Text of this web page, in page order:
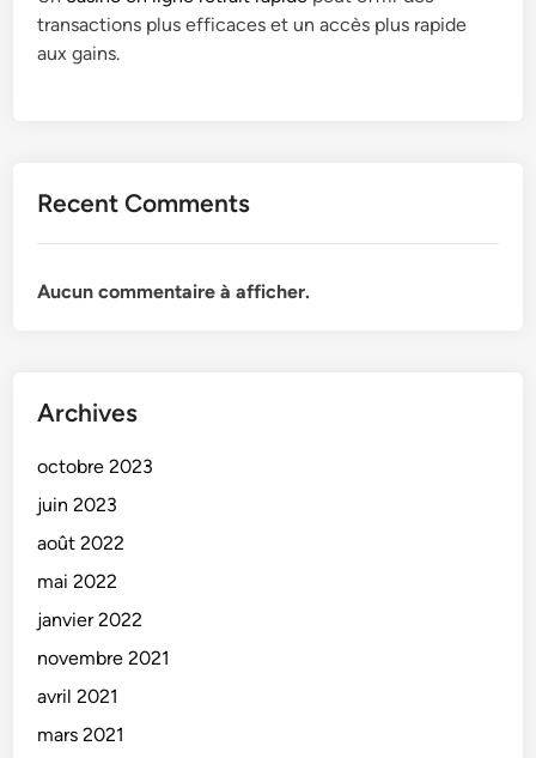
transactions plus efficaces et un accès plus rapide
aux gains.
Recent Comments
Aucun commentaire à afficher.
Archives
octobre 2023
juin 2023
août 2022
mai 2022
janvier 2022
novembre 2021
avril 2021
mars 2021